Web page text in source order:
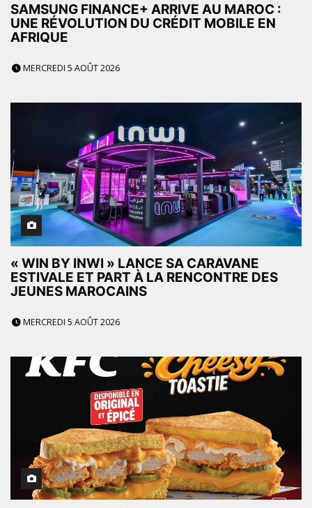
SAMSUNG FINANCE+ ARRIVE AU MAROC :
UNE RÉVOLUTION DU CRÉDIT MOBILE EN
AFRIQUE
MERCREDI 5 AOÛT 2026
« WIN BY INWI » LANCE SA CARAVANE
ESTIVALE ET PART À LA RENCONTRE DES
JEUNES MAROCAINS
MERCREDI 5 AOÛT 2026